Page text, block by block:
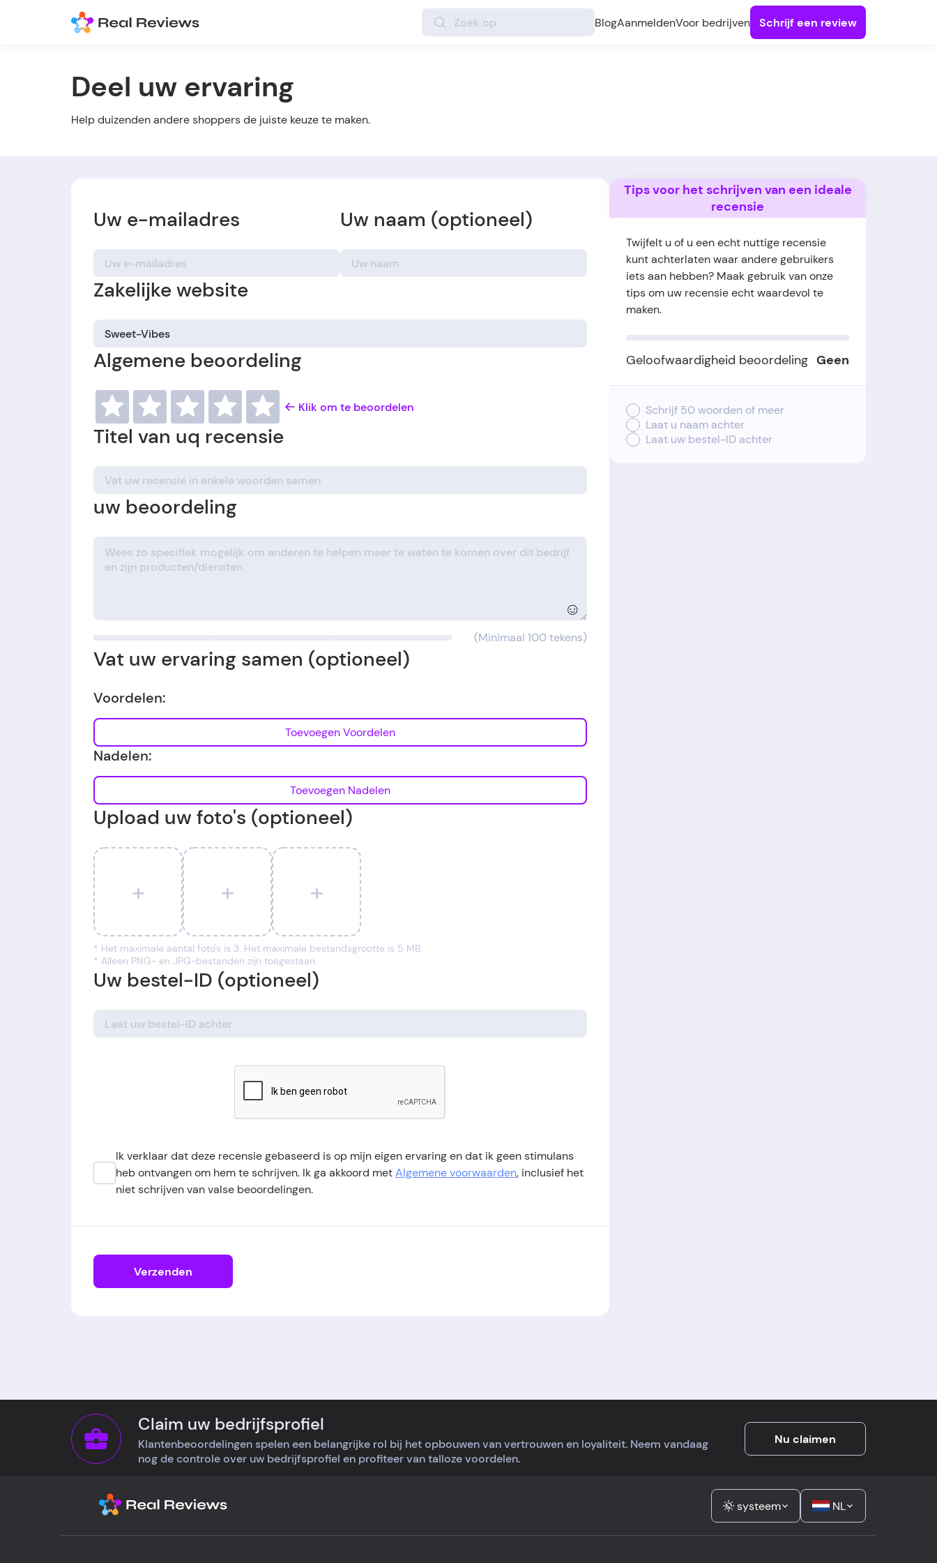
BlogAanmeldenVoor bedrijven Schrijf een review
Deel uw ervaring
Help duizenden andere shoppers de juiste keuze te maken.
Uw e-mailadres Uw naam (optioneel)
Zakelijke website
Algemene beoordeling
Klik om te beoordelen
Titel van uq recensie
uw beoordeling
☺
(Minimaal 100 tekens)
Vat uw ervaring samen (optioneel)
Voordelen:
Toevoegen Voordelen
Nadelen:
Toevoegen Nadelen
Upload uw foto's (optioneel)
+ + +
* Het maximale aantal foto's is 3. Het maximale bestandsgrootte is 5 MB.
* Alleen PNG- en JPG-bestanden zijn toegestaan.
Uw bestel-ID (optioneel)
Ik verklaar dat deze recensie gebaseerd is op mijn eigen ervaring en dat ik geen stimulans
heb ontvangen om hem te schrijven. Ik ga akkoord metAlgemene voorwaarden, inclusief het
niet schrijven van valse beoordelingen.
Verzenden
Tips voor het schrijven van een ideale
recensie
Twijfelt u of u een echt nuttige recensie
kunt achterlaten waar andere gebruikers
iets aan hebben? Maak gebruik van onze
tips om uw recensie echt waardevol te
maken.
Geloofwaardigheid beoordeling Geen
Schrijf 50 woorden of meer
Laat u naam achter
Laat uw bestel-ID achter
Claim uw bedrijfsprofiel
Klantenbeoordelingen spelen een belangrijke rol bij het opbouwen van vertrouwen en loyaliteit. Neem vandaag
nog de controle over uw bedrijfsprofiel en profiteer van talloze voordelen.
Nu claimen
systeem NL